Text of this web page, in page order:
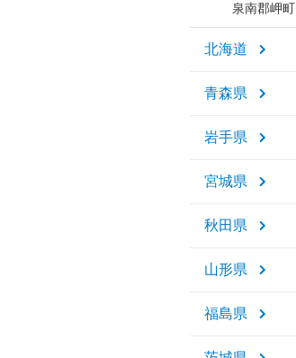
泉南郡岬町
北海道
青森県
岩手県
宮城県
秋田県
山形県
福島県